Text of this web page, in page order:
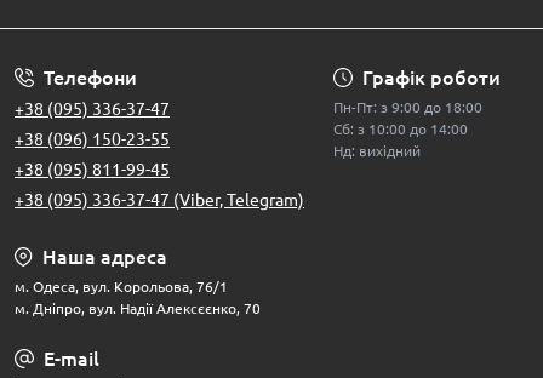
Телефони
+38 (095) 336-37-47
+38 (096) 150-23-55
+38 (095) 811-99-45
+38 (095) 336-37-47 (Viber, Telegram)
Графік роботи
Пн-Пт: з 9:00 до 18:00
Сб: з 10:00 до 14:00
Нд: вихідний
Наша адреса
м. Одеса, вул. Корольова, 76/1
м. Дніпро, вул. Надії Алексєєнко, 70
E-mail